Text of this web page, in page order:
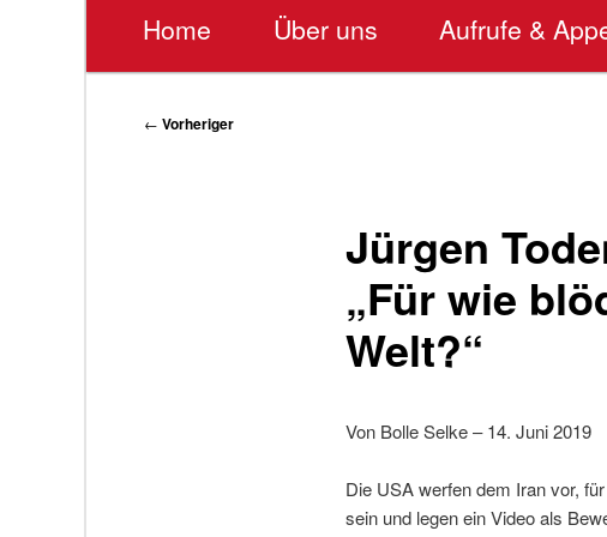
Home Über uns Aufrufe &
Beitragsnavigation
← Vorheriger
Jürgen
„Für wie
Welt?“
Von Bolle Selke – 14. Juni 2019
Die USA werfen dem Iran vor,
sein und legen ein Video als